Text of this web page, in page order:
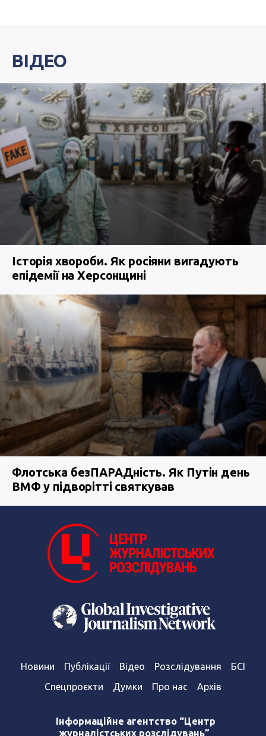
ВІДЕО
Історія хвороби. Як росіяни вигадують
епідемії на Херсонщині
Флотська безПАРАДність. Як Путін день
ВМФ у підворітті святкував
Новини Публікації Відео Розслідування
БСІ
Спецпроєкти
Думки Про нас Архів
Інформаційне агентство “Центр
журналістських розслідувань”